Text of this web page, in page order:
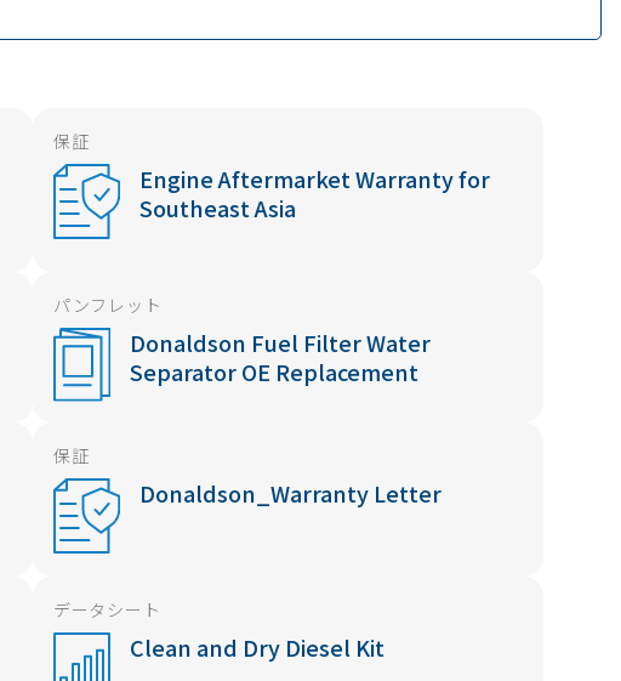
保証
Engine Aftermarket Warranty for
Southeast Asia
パンフレット
Donaldson Fuel Filter Water
Separator OE Replacement
保証
Donaldson_Warranty Letter
データシート
Clean and Dry Diesel Kit